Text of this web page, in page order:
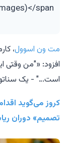
span>
مت ون اسوول
افزود: «"من وقتی
است..." - یک
کروز می‌گوید
تصمیم» دوران